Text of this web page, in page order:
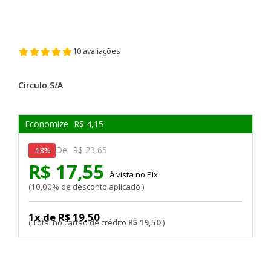
10 avaliações
Círculo S/A
De R$ 23,65
R$ 19,50
Economize R$ 4,15
18%
1x de R$ 19,50
R$ 17,55
10,00% de desconto aplicado
Pix